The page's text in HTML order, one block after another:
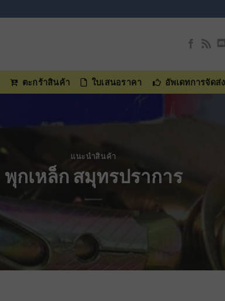
ตะกร้าสินค้า ใบเสนอราคา อัพเดทการจัดส่ง
แนะนำสินค้า
พุกเหล็ก สมุทรปราการ